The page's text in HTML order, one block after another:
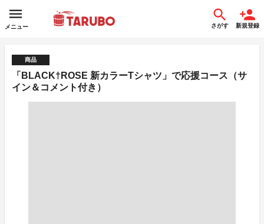
メニュー さがす 新規登録
商品
「BLACK†ROSE 新カラーTシャツ」で応援コース（サ
イン＆コメント付き）